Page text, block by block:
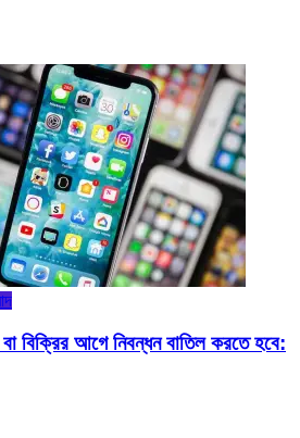
বিক্রির আগে নিবন্ধন বাতিল করতে হবে: